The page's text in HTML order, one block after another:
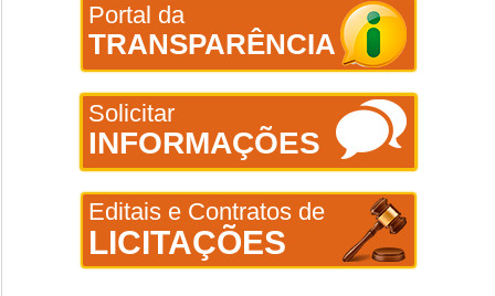
Portal da
TRANSPARÊNCIA
Solicitar
INFORMAÇÕES
Editais e Contratos de
LICITAÇÕES